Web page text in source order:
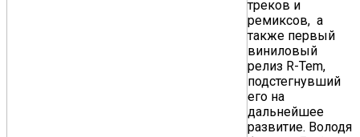
треков и
ремиксов, а
также первый
виниловый
релиз R-Tem,
подстегнувший
его на
дальнейшее
развитие. Володя